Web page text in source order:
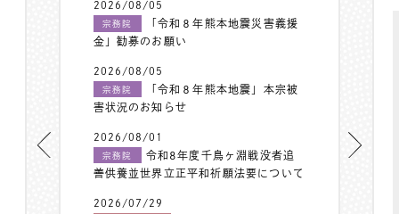
2026/08/05
宗務院
「令和８年熊本地震災害義援
金」勧募のお願い
2026/08/05
宗務院
「令和８年熊本地震」本宗被
害状況のお知らせ
2026/08/01
宗務院
令和8年度千鳥ヶ淵戦没者追
善供養並世界立正平和祈願法要について
2026/07/29